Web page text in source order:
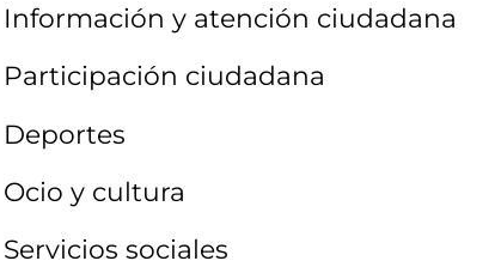
Información y atención ciudadana
Participación ciudadana
Deportes
Ocio y cultura
Servicios sociales